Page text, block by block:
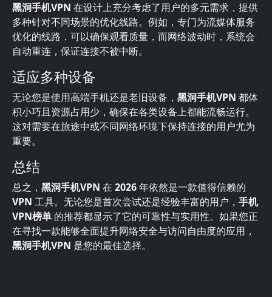
黑洞手机VPN 在设计上充分考虑了用户的多元需求，提供
多种针对不同场景的优化线路。例如，专门为流媒体服务
优化的线路，可以确保观看质量，而网络波动时，系统会
自动重连，保证连接不被中断。
适应多种设备
无论您是使用高端手机还是老旧设备， 黑洞手机VPN 都体
积小巧且资源占用少，确保在各类设备上都能流畅运行。
这对需要在旅途中或不同网络环境下保持连接的用户尤为
重要。
总结
总之， 黑洞手机VPN 在 2026年依然是一款值得信赖的
VPN 工具。无论您是首次尝试还是经验丰富的用户， 手机
VPN榜单 的推荐都显示了它的可靠性与实用性。如果您正
在寻找一款能够全面提升网络安全与访问自由度的应用，
黑洞手机VPN 是您的最佳选择。